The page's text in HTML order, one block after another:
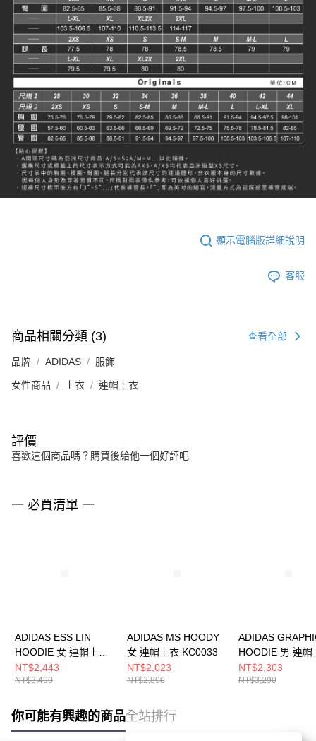
顯示電腦版詳細說明
客服
商品相關分類 (3) 查看全部
品牌 ADIDAS 服飾
女性商品 上衣 連帽上衣
評價
喜歡這個商品嗎？購買後給他一個好評吧
一 必買清單 一
ADIDAS ESS LIN
HOODIE 女 連帽上衣
JX5495
NT$2,443
NT$3,490
ADIDAS MS HOODY
女 連帽上衣 KC0033
NT$2,023
NT$2,890
ADIDAS
HOODIE 男 連帽
JX3059
NT$2,303
NT$3,290
你可能有興趣的商品全站排行